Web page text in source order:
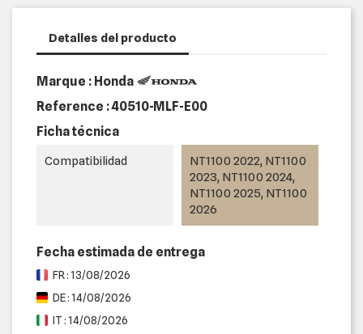
Detalles del producto
Marque : Honda
Reference :40510-MLF-E00
Ficha técnica
Compatibilidad
NT1100 2022, NT1100
2023, NT1100 2024,
NT1100 2025, NT1100
2026
Fecha estimada de entrega
FR : 13/08/2026
DE : 14/08/2026
IT : 14/08/2026